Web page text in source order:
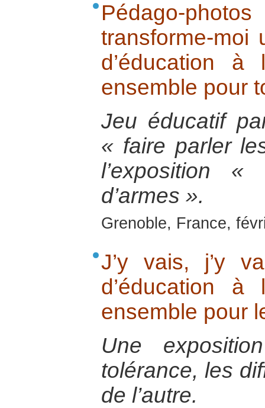
Pédago-
transforme-
d’éducation
ensemble pour
Jeu éducatif
« faire parler
l’exposition «
d’armes ».
Grenoble, France,
J’y vais, j’y
d’éducation
ensemble pour
Une
tolérance, les
de l’autre.